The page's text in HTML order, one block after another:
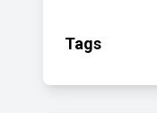
Tags